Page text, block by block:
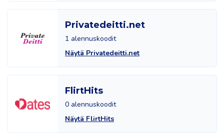
Privatedeitti.net
1 alennuskoodit
Näytä Privatedeitti.net
FlirtHits
0 alennuskoodit
Näytä FlirtHits